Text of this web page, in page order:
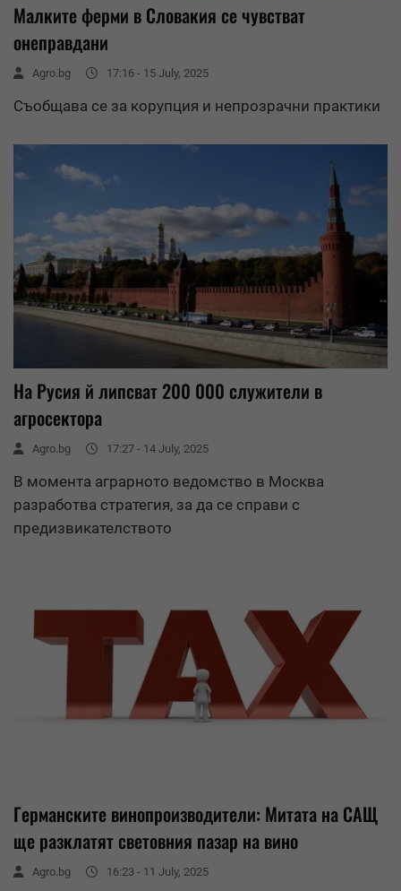
Малките ферми в Словакия се чувстват
онеправдани
Agro.bg 17:16 - 15 July, 2025
Съобщава се за корупция и непрозрачни практики
На Русия й липсват 200 000 служители в
агросектора
Agro.bg 17:27 - 14 July, 2025
В момента аграрното ведомство в Москва
разработва стратегия, за да се справи с
предизвикателството
Германските винопроизводители: Митата на САЩ
ще разклатят световния пазар на вино
Agro.bg 16:23 - 11 July, 2025